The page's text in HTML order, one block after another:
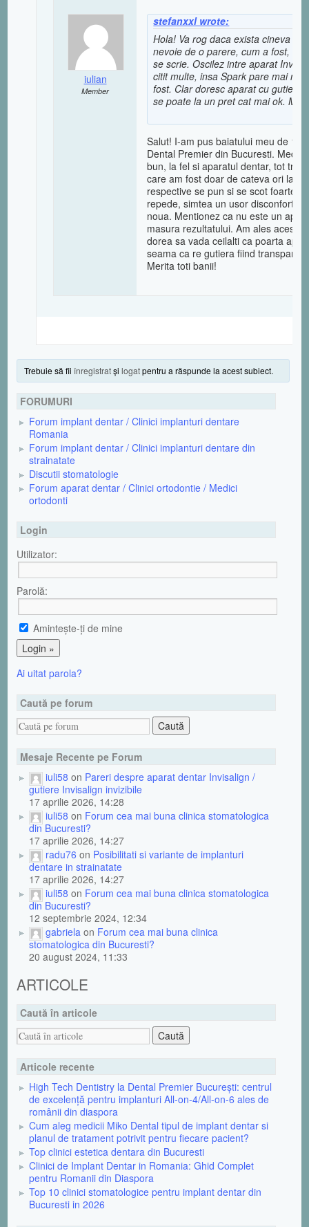
iulian
Member
stefanxxl wrote:
Hola! Va rog daca exista cineva
nevoie de o parere, cum a fost,
se scrie. Oscilez intre aparat
citit multe, insa Spark pare mai
fost. Clar doresc aparat cu
se poate la un pret cat mai ok.
Salut! I-am pus baiatului meu de 15
Dental Premier din Bucuresti.
bun, la fel si aparatul dentar, tot
care am fost doar de cateva ori la
respective se pun si se scot foarte
repede, simtea un usor disconfort
noua. Mentionez ca nu este un
masura rezultatului. Am ales acest
dorea sa vada ceilalti ca poarta
seama ca re gutiera fiind
Merita toti banii!
Trebuie să fiiînregistratşilogatpentru a răspunde la acest subiect.
FORUMURI
Forum implant dentar / Clinici implanturi dentare
Romania
Forum implant dentar / Clinici implanturi dentare din
strainatate
Discutii stomatologie
Forum aparat dentar / Clinici ortodontie / Medici
ortodonti
Login
Utilizator:
Parolă:
Aminteşte-ţi de mine
Ai uitat parola?
Caută pe forum
Mesaje Recente pe Forum
iuli58 on Pareri despre aparat dentar Invisalign /
gutiere Invisalign invizibile
17 aprilie 2026, 14:28
iuli58 on Forum cea mai buna clinica stomatologica
din Bucuresti?
17 aprilie 2026, 14:27
radu76 on Posibilitati si variante de implanturi
dentare in strainatate
17 aprilie 2026, 14:27
iuli58 on Forum cea mai buna clinica stomatologica
din Bucuresti?
12 septembrie 2024, 12:34
gabriela on Forum cea mai buna clinica
stomatologica din Bucuresti?
20 august 2024, 11:33
ARTICOLE
Caută în articole
Articole recente
High Tech Dentistry la Dental Premier București: centrul
de excelență pentru implanturi All-on-4/All-on-6 ales de
românii din diaspora
Cum aleg medicii Miko Dental tipul de implant dentar si
planul de tratament potrivit pentru fiecare pacient?
Top clinici estetica dentara din Bucuresti
Clinici de Implant Dentar in Romania: Ghid Complet
pentru Romanii din Diaspora
Top 10 clinici stomatologice pentru implant dentar din
Bucuresti in 2026